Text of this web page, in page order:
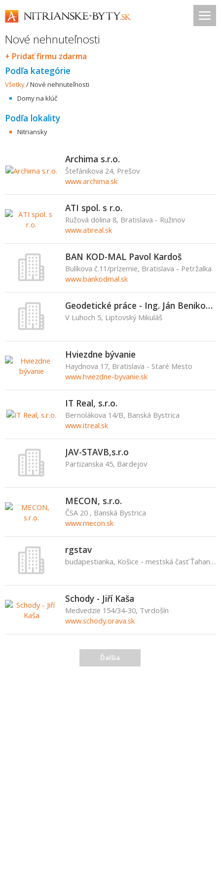
Nové nehnuteľnosti
+ Pridať firmu zdarma
Podľa kategórie
Všetky/Nové nehnuteľnosti
Domy na klúč
Podľa lokality
Nitriansky
Archima s.r.o.
Štefánikova 24, Prešov
www.archima.sk
ATI spol. s r.o.
Ružová dolina 8, Bratislava - Ružinov
www.atireal.sk
BAN KOD-MAL Pavol Kardoš
Bulíkova č.11/prízemie, Bratislava - Petržalka
www.bankodmal.sk
Geodetické práce - Ing. Ján Benikovský
V Luhoch 5, Liptovský Mikuláš
Hviezdne bývanie
Haydnova 17, Bratislava - Staré Mesto
www.hviezdne-byvanie.sk
IT Real, s.r.o.
Bernolákova 14/B, Banská Bystrica
www.itreal.sk
JAV-STAVB,s.r.o
Partizanska 45, Bardejov
MECON, s.r.o.
ČSA 20 , Banská Bystrica
www.mecon.sk
rgstav
budapestianka, Košice - mestská časť Ťahanovce
Schody - Jiří Kaša
Medvedzie 154/34-30, Tvrdošín
www.schody.orava.sk
Ďalšia